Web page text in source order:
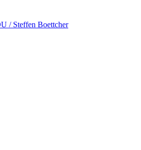
/ Steffen Boettcher